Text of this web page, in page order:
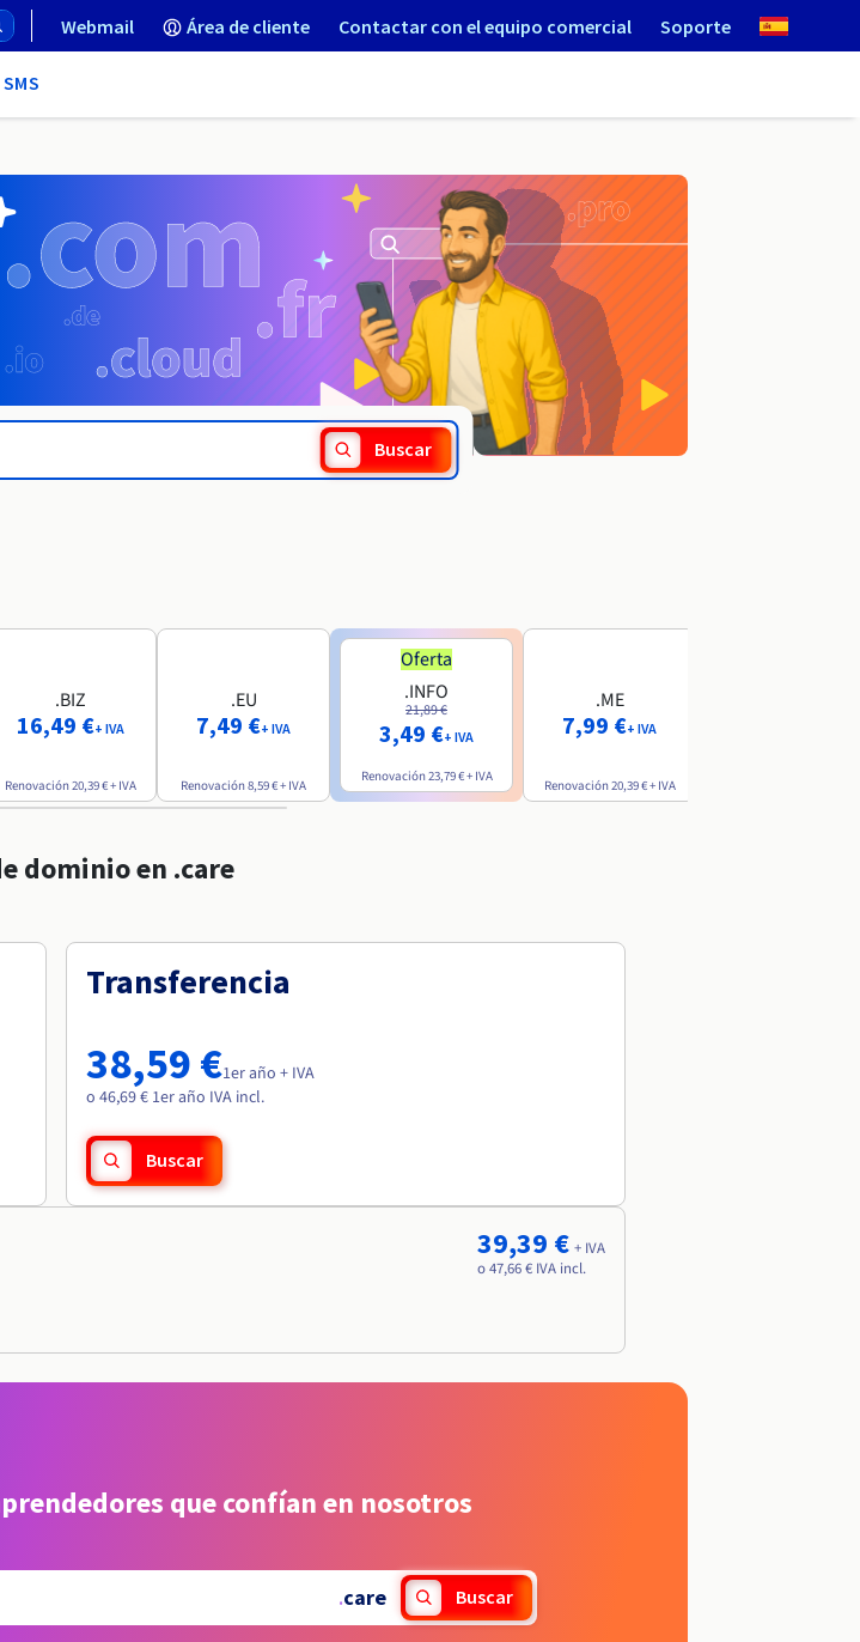
Webmail Área de cliente Contactar con el equipo comercial Soporte
SMS
Buscar
.BIZ
16,49 €+ IVA
Renovación20,39 €+ IVA
.EU
7,49 €+ IVA
Renovación8,59 €+ IVA
Oferta
.INFO
21,89 €
3,49 €+ IVA
Renovación23,79 €+ IVA
.ME
7,99 €+ IVA
Renovación20,39 €+ IVA
dominio en .care
Transferencia
38,59 €1er año + IVA
o 46,69 € 1er año IVA incl.
Buscar
39,39 € + IVA
o 47,66 € IVA incl.
que confían en nosotros
.care Buscar